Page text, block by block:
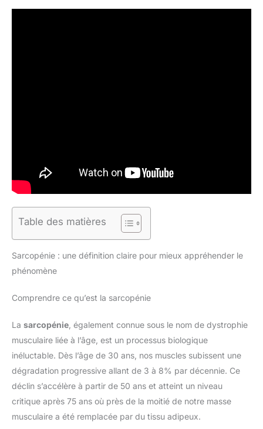
Table des matières
Sarcopénie : une définition claire pour mieux appréhender le
phénomène
Comprendre ce qu’est la sarcopénie
La sarcopénie , également connue sous le nom de dystrophie
musculaire liée à l’âge, est un processus biologique
inéluctable. Dès l’âge de 30 ans, nos muscles subissent une
dégradation progressive allant de 3 à 8% par décennie. Ce
déclin s’accélère à partir de 50 ans et atteint un niveau
critique après 75 ans où près de la moitié de notre masse
musculaire a été remplacée par du tissu adipeux.